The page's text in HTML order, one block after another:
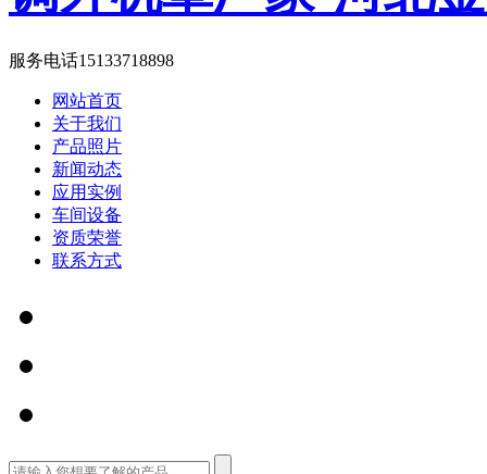
服务电话15133718898
网站首页
关于我们
产品照片
新闻动态
应用实例
车间设备
资质荣誉
联系方式